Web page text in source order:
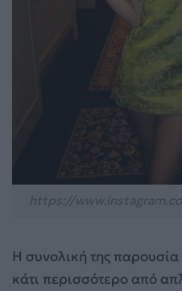
Η συνολική της
κάτι περισσότερο από